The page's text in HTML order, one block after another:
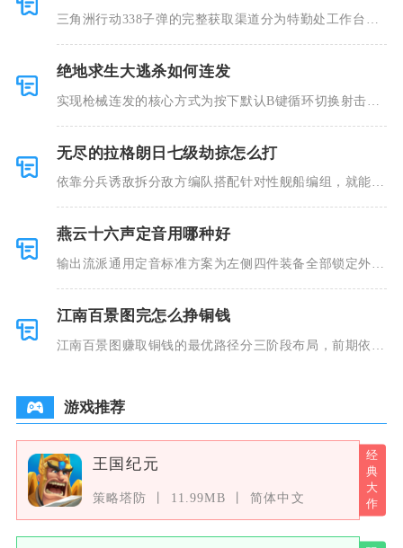
三角洲行动338子弹的完整获取渠道分为特勤处工作台自
绝地求生大逃杀如何连发
实现枪械连发的核心方式为按下默认B键循环切换射击模
无尽的拉格朗日七级劫掠怎么打
依靠分兵诱敌拆分敌方编队搭配针对性舰船编组，就能压
燕云十六声定音用哪种好
输出流派通用定音标准方案为左侧四件装备全部锁定外功
江南百景图完怎么挣铜钱
江南百景图赚取铜钱的最优路径分三阶段布局，前期依靠
游戏推荐
王国纪元
策略塔防 11.99MB 简体中文